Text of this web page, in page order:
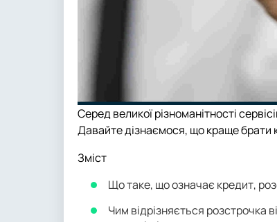
Серед великої різноманітності
Давайте дізнаємося, що краще брати
Зміст
Що таке, що означає кредит,
Чим відрізняється розстрочка